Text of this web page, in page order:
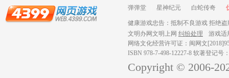
弹弹堂 星神纪元 白蛇传奇
健康游戏忠告：抵制不良游戏 拒绝
文明办网文明上网 纠纷处理
游戏适
网络文化经营许可证：闽网文
ISBN 978-7-498-12227-8 软著登记号
Copyright © 2006-